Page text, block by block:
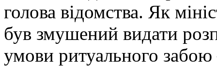
голова відомства. Як
був змушений видати
умови ритуального